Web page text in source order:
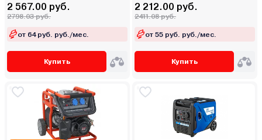
2 567.00 руб.
2798.03 руб.
от 64 руб. руб./мес.
Купить
2 212.00 руб.
2411.08 руб.
от 55 руб. руб./мес.
Купить